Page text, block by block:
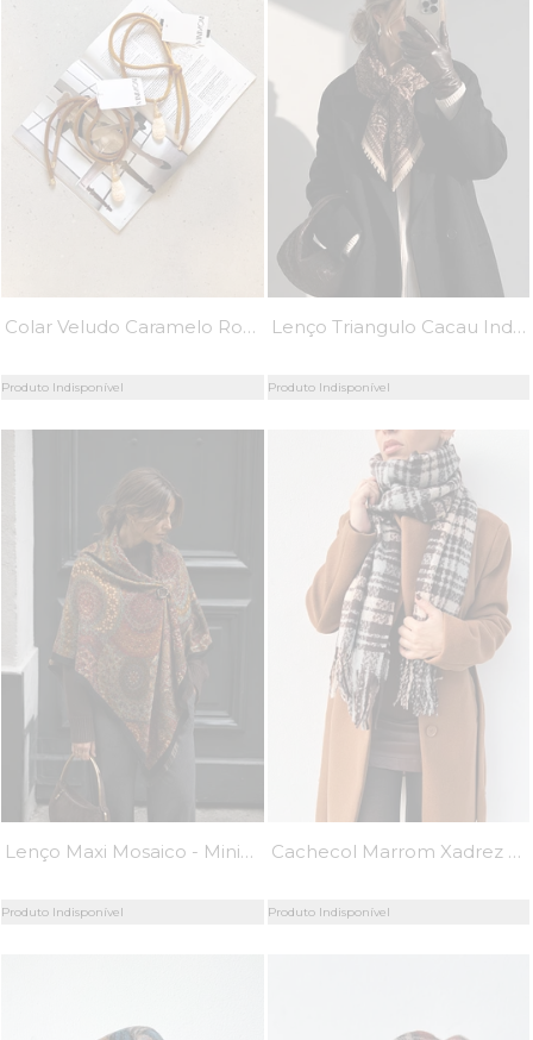
Colar Veludo Caramelo Rose - MiniMoni
Produto Indisponível
Lenço Triangulo Cacau Indianara - MiniMoni
Produto Indisponível
Lenço Maxi Mosaico - MiniMoni
Produto Indisponível
Cachecol Marrom Xadrez - MiniMoni
Produto Indisponível